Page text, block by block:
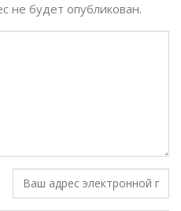
не будет опубликован.